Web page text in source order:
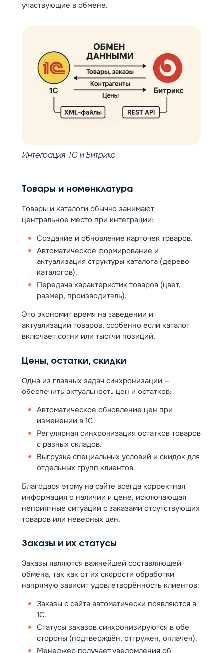
участвующие в обмене.
Интеграция 1С и Битрикс
Товары и номенклатура
Товары и каталоги обычно занимают
центральное место при интеграции:
Создание и обновление карточек товаров.
Автоматическое формирование и
актуализация структуры каталога (дерево
каталогов).
Передача характеристик товаров (цвет,
размер, производитель).
Это экономит время на заведении и
актуализации товаров, особенно если каталог
включает сотни или тысячи позиций.
Цены, остатки, скидки
Одна из главных задач синхронизации —
обеспечить актуальность цен и остатков:
Автоматическое обновление цен при
изменении в 1С.
Регулярная синхронизация остатков товаров
с разных складов.
Выгрузка специальных условий и скидок для
отдельных групп клиентов.
Благодаря этому на сайте всегда корректная
информация о наличии и цене, исключающая
неприятные ситуации с заказами отсутствующих
товаров или неверных цен.
Заказы и их статусы
Заказы являются важнейшей составляющей
обмена, так как от их скорости обработки
напрямую зависит удовлетворённость клиентов:
Заказы с сайта автоматически появляются в
1С.
Статусы заказов синхронизируются в обе
стороны (подтверждён, отгружен, оплачен).
Менеджер получает уведомления об